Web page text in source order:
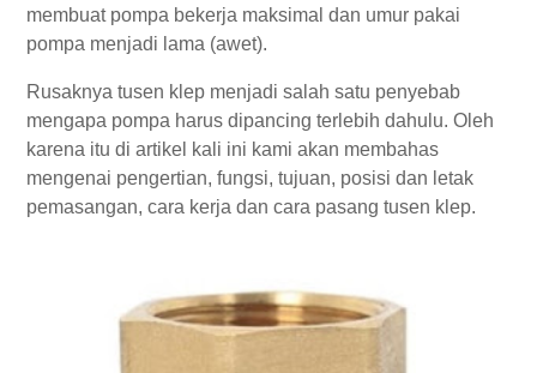
membuat pompa bekerja maksimal dan umur pakai
pompa menjadi lama (awet).
Rusaknya tusen klep menjadi salah satu penyebab
mengapa pompa harus dipancing terlebih dahulu. Oleh
karena itu di artikel kali ini kami akan membahas
mengenai pengertian, fungsi, tujuan, posisi dan letak
pemasangan, cara kerja dan cara pasang tusen klep.